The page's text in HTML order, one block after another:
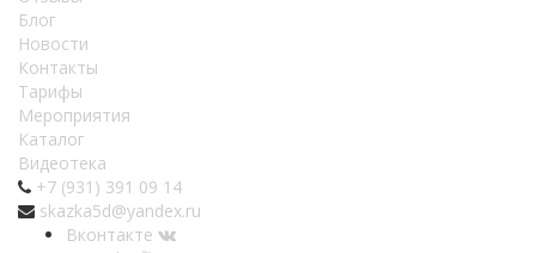
Блог
Новости
Контакты
Тарифы
Мероприятия
Каталог
Видеотека
+7 (931) 391 09 14
skazka5d@yandex.ru
Вконтакте